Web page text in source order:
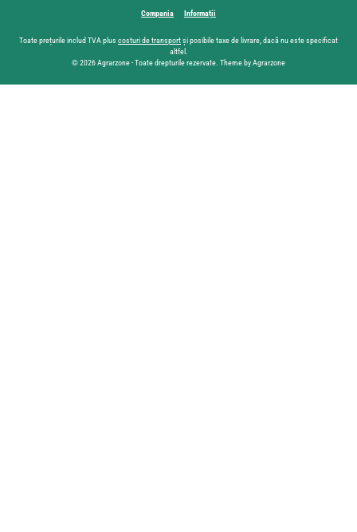
Compania Informații
Toate prețurile includ TVA plus costuri de transportși posibile taxe de livrare, dacă nu este specificat
altfel.
© 2026 Agrarzone - Toate drepturile rezervate. Theme by Agrarzone